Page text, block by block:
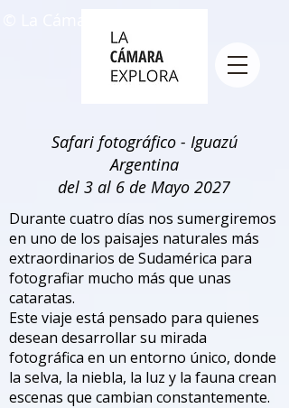
Safari fotográfico - Iguazú
Argentina
del 3 al 6 de Mayo 2027
Durante cuatro días nos sumergiremos
en uno de los paisajes naturales más
extraordinarios de Sudamérica para
fotografiar mucho más que unas
cataratas.
Este viaje está pensado para quienes
desean desarrollar su mirada
fotográfica en un entorno único, donde
la selva, la niebla, la luz y la fauna crean
escenas que cambian constantemente.